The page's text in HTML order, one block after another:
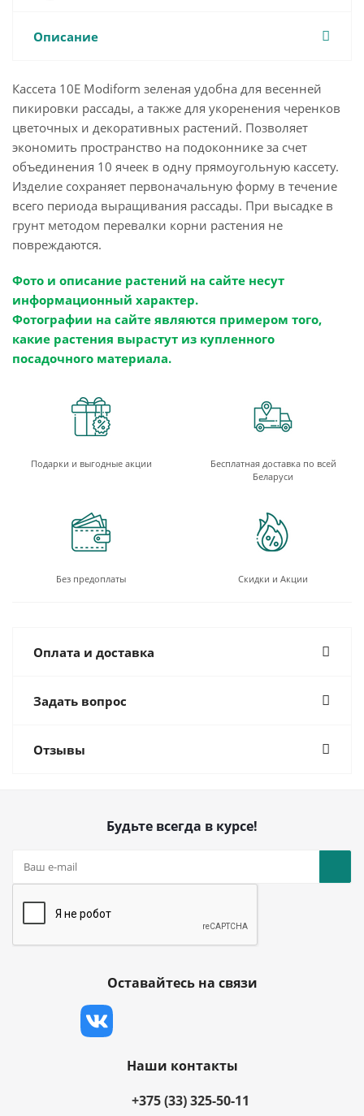
Описание
Кассета 10Е Modiform зеленая удобна для весенней
пикировки рассады, а также для укоренения черенков
цветочных и декоративных растений. Позволяет
экономить пространство на подоконнике за счет
объединения 10 ячеек в одну прямоугольную кассету.
Изделие сохраняет первоначальную форму в течение
всего периода выращивания рассады. При высадке в
грунт методом перевалки корни растения не
повреждаются.
Фото и описание растений на сайте несут
информационный характер.
Фотографии на сайте являются примером того,
какие растения вырастут из купленного
посадочного материала.
Подарки и выгодные акции
Бесплатная доставка по всей
Беларуси
Без предоплаты Скидки и Акции
Оплата и доставка
Задать вопрос
Отзывы
Будьте всегда в курсе!
Оставайтесь на связи
Наши контакты
+375 (33) 325-50-11